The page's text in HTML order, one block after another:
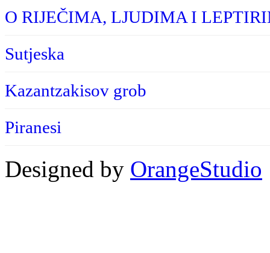
O RIJEČIMA, LJUDIMA I
Sutjeska
Kazantzakisov grob
Piranesi
Designed by OrangeStudio